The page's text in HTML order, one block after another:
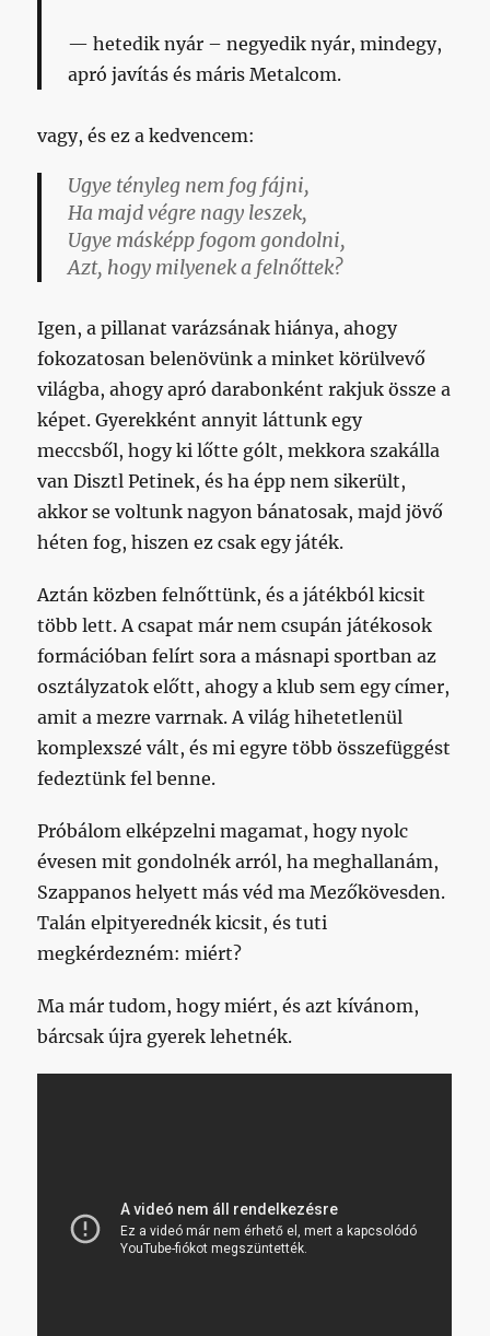
hetedik nyár – negyedik nyár, mindegy,
apró javítás és máris Metalcom.
vagy, és ez a kedvencem:
Ugye tényleg nem fog fájni,
Ha majd végre nagy leszek,
Ugye másképp fogom gondolni,
Azt, hogy milyenek a felnőttek?
Igen, a pillanat varázsának hiánya, ahogy
fokozatosan belenövünk a minket körülvevő
világba, ahogy apró darabonként rakjuk össze a
képet. Gyerekként annyit láttunk egy
meccsből, hogy ki lőtte gólt, mekkora szakálla
van Disztl Petinek, és ha épp nem sikerült,
akkor se voltunk nagyon bánatosak, majd jövő
héten fog, hiszen ez csak egy játék.
Aztán közben felnőttünk, és a játékból kicsit
több lett. A csapat már nem csupán játékosok
formációban felírt sora a másnapi sportban az
osztályzatok előtt, ahogy a klub sem egy címer,
amit a mezre varrnak. A világ hihetetlenül
komplexszé vált, és mi egyre több összefüggést
fedeztünk fel benne.
Próbálom elképzelni magamat, hogy nyolc
évesen mit gondolnék arról, ha meghallanám,
Szappanos helyett más véd ma Mezőkövesden.
Talán elpityerednék kicsit, és tuti
megkérdezném: miért?
Ma már tudom, hogy miért, és azt kívánom,
bárcsak újra gyerek lehetnék.